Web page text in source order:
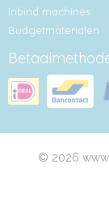
Inbind machines
Budgetmaterialen
© 2026